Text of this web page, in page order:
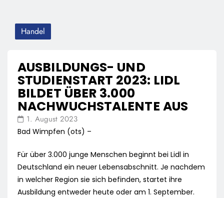
Handel
AUSBILDUNGS- UND
STUDIENSTART 2023: LIDL
BILDET ÜBER 3.000
NACHWUCHSTALENTE AUS
1. August 2023
Bad Wimpfen (ots) –
Für über 3.000 junge Menschen beginnt bei Lidl in
Deutschland ein neuer Lebensabschnitt. Je nachdem
in welcher Region sie sich befinden, startet ihre
Ausbildung entweder heute oder am 1. September.